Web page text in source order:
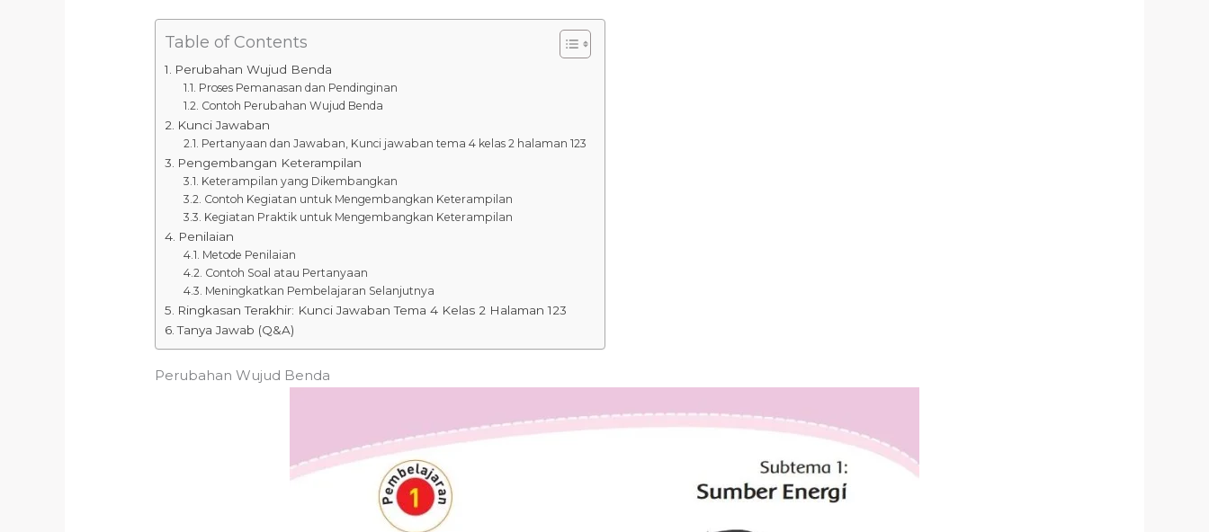
Table of Contents
Perubahan Wujud Benda
Proses Pemanasan dan Pendinginan
Contoh Perubahan Wujud Benda
Kunci Jawaban
Pertanyaan dan Jawaban, Kunci jawaban tema 4 kelas 2 halaman 123
Pengembangan Keterampilan
Keterampilan yang Dikembangkan
Contoh Kegiatan untuk Mengembangkan Keterampilan
Kegiatan Praktik untuk Mengembangkan Keterampilan
Penilaian
Metode Penilaian
Contoh Soal atau Pertanyaan
Meningkatkan Pembelajaran Selanjutnya
Ringkasan Terakhir: Kunci Jawaban Tema 4 Kelas 2 Halaman 123
Tanya Jawab (Q&A)
Perubahan Wujud Benda